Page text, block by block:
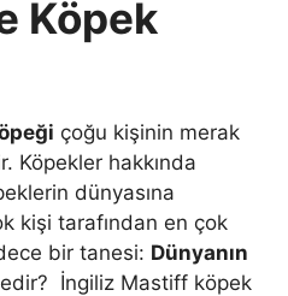
Köpek
çoğu kişinin merak
Köpekler hakkında
dünyasına
kişi tarafından en çok
bir tanesi: Dünyanın
İngiliz Mastiff köpek